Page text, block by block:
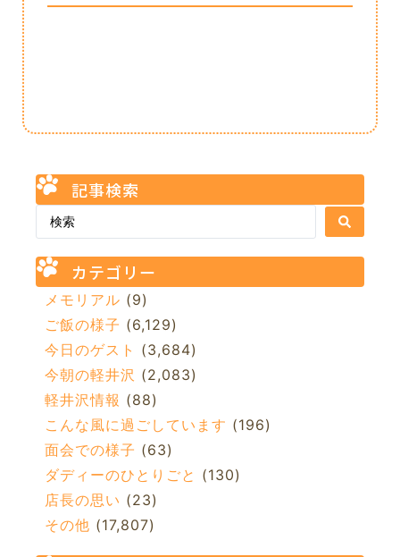
記事検索
カテゴリー
メモリアル (9)
ご飯の様子 (6,129)
今日のゲスト (3,684)
今朝の軽井沢 (2,083)
軽井沢情報 (88)
こんな風に過ごしています (196)
面会での様子 (63)
ダディーのひとりごと (130)
店長の思い (23)
その他 (17,807)